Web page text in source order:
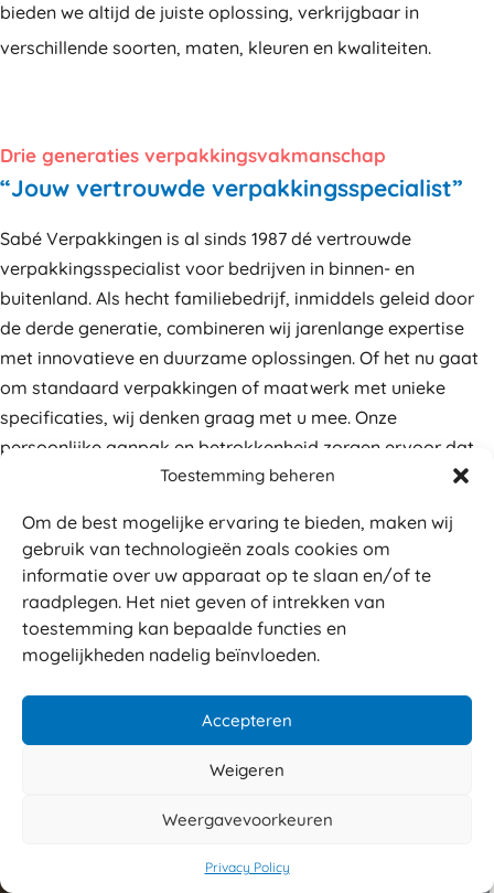
Toestemming beheren
Om de best mogelijke ervaring te bieden, maken wij
gebruik van technologieën zoals cookies om
informatie over uw apparaat op te slaan en/of te
raadplegen. Het niet geven of intrekken van
toestemming kan bepaalde functies en
mogelijkheden nadelig beïnvloeden.
Accepteren
Weigeren
Weergavevoorkeuren
Privacy Policy
bieden we altijd de juiste oplossing, verkrijgbaar in
verschillende soorten, maten, kleuren en kwaliteiten.
Drie generaties verpakkingsvakmanschap
“Jouw vertrouwde verpakkingsspecialist”
Sabé Verpakkingen is al sinds 1987 dé vertrouwde
verpakkingsspecialist voor bedrijven in binnen- en
buitenland. Als hecht familiebedrijf, inmiddels geleid door
de derde generatie, combineren wij jarenlange expertise
met innovatieve en duurzame oplossingen. Of het nu gaat
om standaard verpakkingen of maatwerk met unieke
specificaties, wij denken graag met u mee. Onze
persoonlijke aanpak en betrokkenheid zorgen ervoor dat
we iedere dag dicht bij onze klanten staan. Daag ons uit en
betekenen!